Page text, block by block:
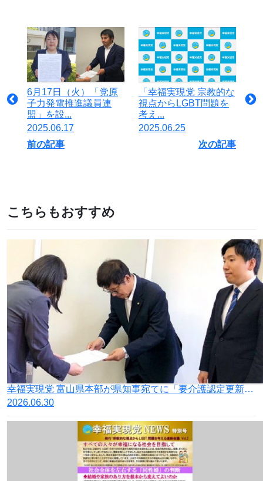
6月17日（火）「党原
子力発電推進議員連
盟」を設...
2025.06.17
前の記事
「幸福実現党 宗教的な
視点からLGBT問題を
考え...
2025.06.25
次の記事
こちらもおすすめ
幸福実現党 富山県本部が県知事宛てに「要介護認定更新制度の廃止に向け、政府への働きかけを求める要望書」を提出
2026.06.30